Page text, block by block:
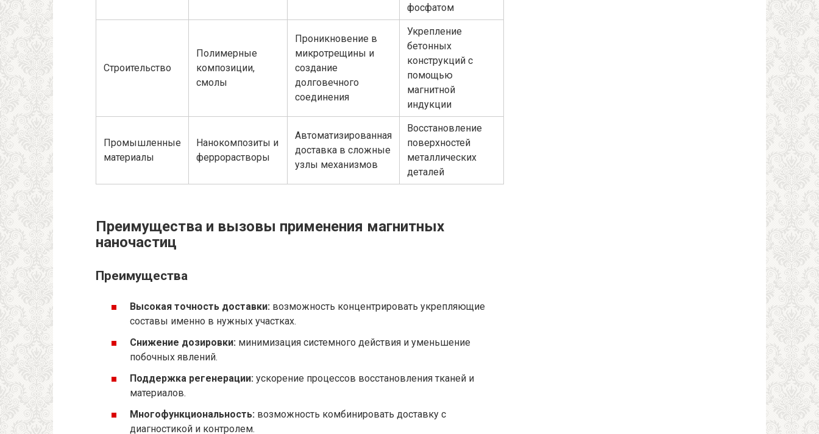
фосфатом
Строительство
Полимерные
композиции,
смолы
Проникновение в
микротрещины и
создание
долговечного
соединения
Укрепление
бетонных
конструкций с
помощью
магнитной
индукции
Промышленные
материалы
Нанокомпозиты и
феррорастворы
Автоматизированная
доставка в сложные
узлы механизмов
Восстановление
поверхностей
металлических
деталей
Преимущества и вызовы применения магнитных
наночастиц
Преимущества
Высокая точность доставки: возможность концентрировать укрепляющие
составы именно в нужных участках.
Снижение дозировки: минимизация системного действия и уменьшение
побочных явлений.
Поддержка регенерации: ускорение процессов восстановления тканей и
материалов.
Многофункциональность: возможность комбинировать доставку с
диагностикой и контролем.